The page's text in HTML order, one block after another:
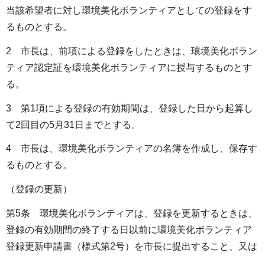
当該希望者に対し環境美化ボランティアとしての登録をす
るものとする。
2 市長は、前項による登録をしたときは、環境美化ボラン
ティア認定証を環境美化ボランティアに授与するものとす
る。
3 第1項による登録の有効期間は、登録した日から起算し
て2回目の5月31日までとする。
4 市長は、環境美化ボランティアの名簿を作成し、保存す
るものとする。
（登録の更新）
第5条 環境美化ボランティアは、登録を更新するときは、
登録の有効期間の終了する日以前に環境美化ボランティア
登録更新申請書（様式第2号）を市長に提出すること、又は